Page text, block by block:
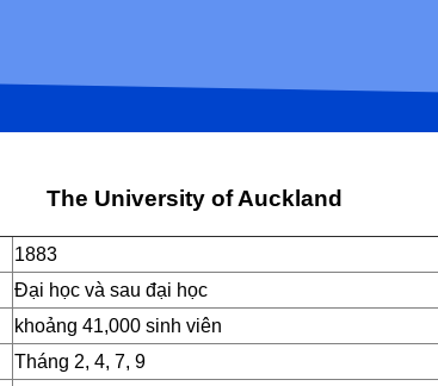
The University of Auckland
1883
Đại học và sau đại học
khoảng 41,000 sinh viên
Tháng 2, 4, 7, 9